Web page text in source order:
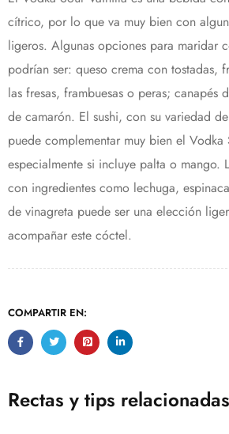
cítrico, por lo que va muy bien con
ligeros. Algunas opciones para maridar
podrían ser: queso crema con tostadas,
las fresas, frambuesas o peras; canapés
de camarón. El sushi, con su variedad
puede complementar muy bien el Vodka
especialmente si incluye palta o mango.
con ingredientes como lechuga,
de vinagreta puede ser una elección
acompañar este cóctel.
COMPARTIR EN:
Rectas y tips relacionadas